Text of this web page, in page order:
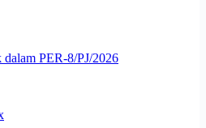
dalam PER-8/PJ/2026